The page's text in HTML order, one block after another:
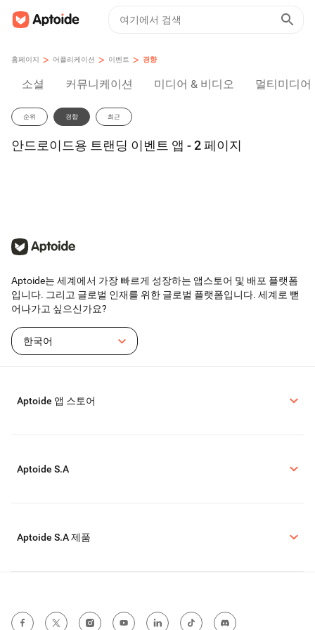
홈페이지 > 어플리케이션 > 이벤트 > 경향
소셜 커뮤니케이션 미디어 & 비디오 멀티미디어
순위 경향 최근
안드로이드용 트랜딩 이벤트 앱 - 2 페이지
Aptoide는 세계에서 가장 빠르게 성장하는 앱스토어 및 배포 플랫폼
입니다. 그리고 글로벌 인재를 위한 글로벌 플랫폼입니다. 세계로 뻗
어나가고 싶으신가요?
한국어
Aptoide 앱 스토어
Aptoide S.A
Aptoide S.A 제품